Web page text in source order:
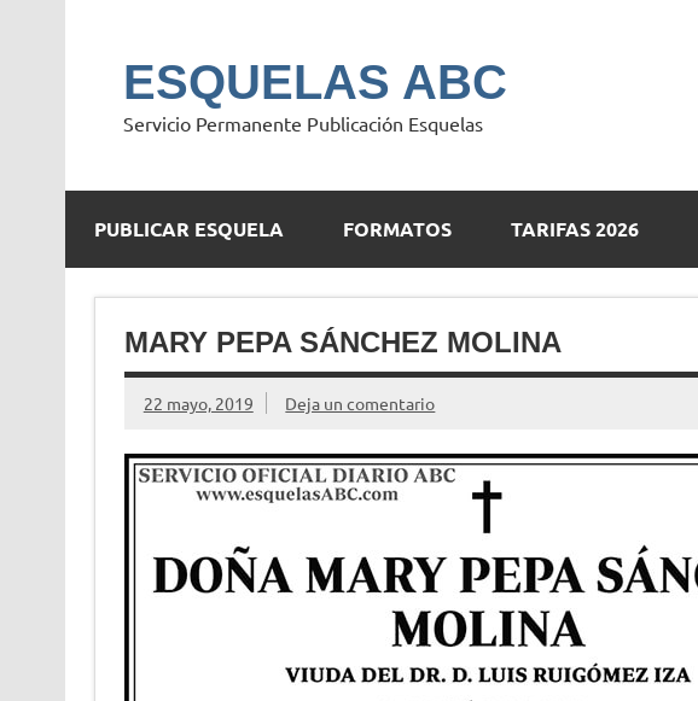
ESQUELAS ABC
Servicio Permanente Publicación Esquelas
PUBLICAR ESQUELA FORMATOS TARIFAS 2026
MARY PEPA SÁNCHEZ MOLINA
22 mayo, 2019 Deja un comentario